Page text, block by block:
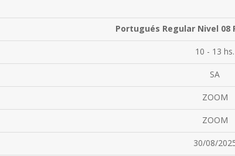
Portugués Regular Nivel
10 - 13 hs.
SA
ZOOM
ZOOM
30/08/